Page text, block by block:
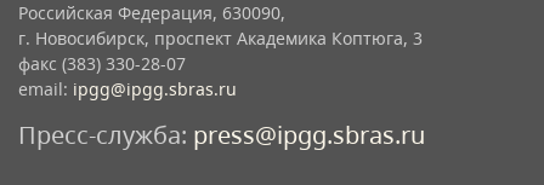
Российская Федерация, 630090,
г. Новосибирск, проспект Академика Коптюга, 3
факс (383) 330-28-07
email: ipgg@ipgg.sbras.ru
Пресс-служба: press@ipgg.sbras.ru